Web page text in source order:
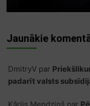
Jaunākie
DmitryVpar
padarīt valsts